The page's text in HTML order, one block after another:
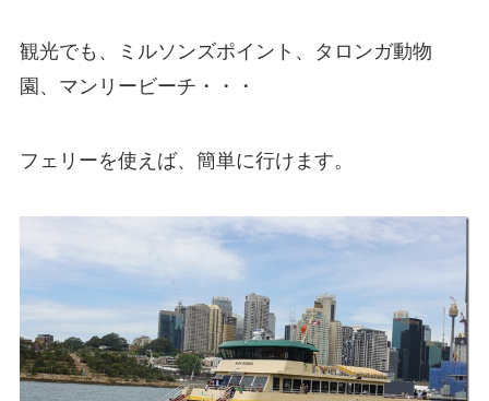
観光でも、ミルソンズポイント、タロンガ動物
園、マンリービーチ・・・
フェリーを使えば、簡単に行けます。